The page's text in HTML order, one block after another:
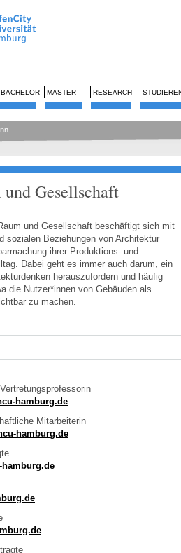
BACHELOR MASTER RESEARCH
Gesellschaft
und Gesellschaft beschäftigt sich mit
sozialen Beziehungen von Architektur
ihrer Produktions- und
Dabei geht es immer auch darum, ein
herauszufordern und häufig
die Nutzer*innen von Gebäuden als
zu machen.
Vertretungsprofessorin
hamburg.de
Mitarbeiterin
hamburg.de
hamburg.de